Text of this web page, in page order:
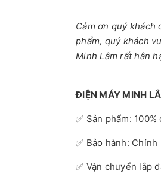
Cảm ơn quý khách
phẩm, quý khách
Minh Lâm rất hân
ĐIỆN MÁY MINH
✅ Sản phẩm:
✅ Bảo hành: Chính
✅ Vận chuyển lắp